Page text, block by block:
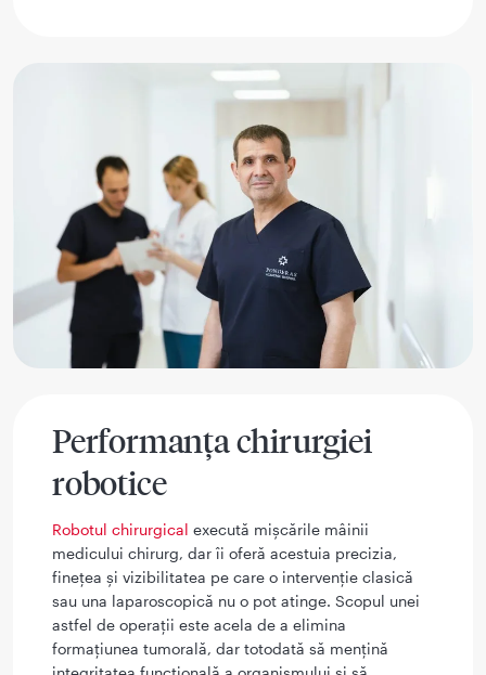
Performanța chirurgiei
robotice
Robotul chirurgical execută mișcările mâinii
medicului chirurg, dar îi oferă acestuia precizia,
finețea și vizibilitatea pe care o intervenție clasică
sau una laparoscopică nu o pot atinge. Scopul unei
astfel de operații este acela de a elimina
formațiunea tumorală, dar totodată să mențină